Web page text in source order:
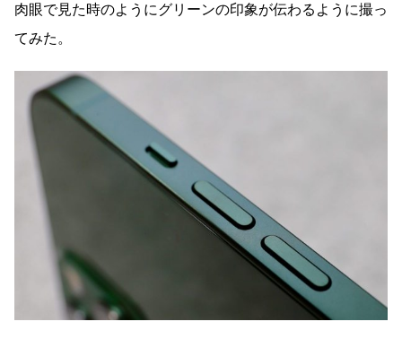
肉眼で見た時のようにグリーンの印象が伝わるように撮っ
てみた。